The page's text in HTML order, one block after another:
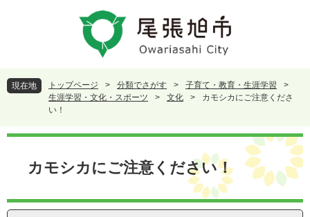
頭
で
飛
ば
本
現在地 トップページ > 分類でさがす > 子育て・教育・生涯学習
>
生涯学習・文化・スポーツ
> 文化 >
カモシカにご注意くださ
い！
本
カモシカにご注意ください！